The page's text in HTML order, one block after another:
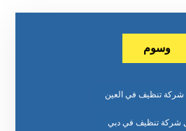
وسوم
تنظيف في العين
شركة تنظيف في دبي